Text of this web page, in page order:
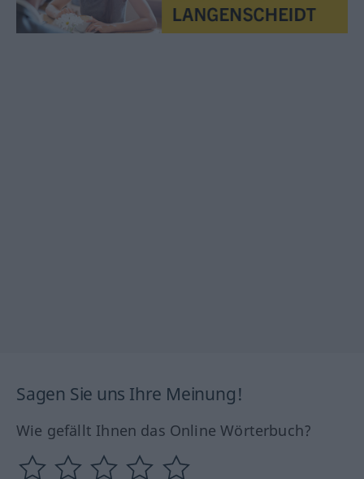
Sagen Sie uns Ihre Meinung!
Wie gefällt Ihnen das Online Wörterbuch?